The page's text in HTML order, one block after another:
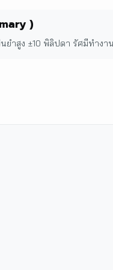
)
นยำสูง ±10 พิลิปดา รัศมีทำ